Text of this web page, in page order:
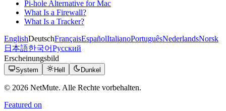
Pi-hole Alternative for Mac
What Is a Firewall?
What Is a Tracker?
EnglishDeutschFrançaisEspañolItalianoPortuguêsNederlandsNorsk
日本語한국어Русский
Erscheinungsbild
System Hell Dunkel
© 2026 NetMute. Alle Rechte vorbehalten.
Featured on